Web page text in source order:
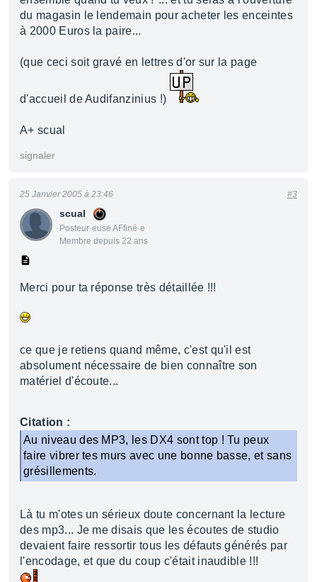
du magasin le lendemain pour acheter les enceintes
à 2000 Euros la paire...
(que ceci soit gravé en lettres d'or sur la page
d'accueil de Audifanzinius !)
A+ scual
signaler
scual
Posteur·euse AFfiné·e
Membre depuis 22 ans
25 Janvier 2005 à 23:46 #3
Merci pour ta réponse très détaillée !!!
ce que je retiens quand même, c'est qu'il est
absolument nécessaire de bien connaître son
matériel d'écoute...
Citation :
Au niveau des MP3, les DX4 sont top ! Tu peux
faire vibrer tes murs avec une bonne basse, et sans
grésillements.
Là tu m'otes un sérieux doute concernant la lecture
des mp3... Je me disais que les écoutes de studio
devaient faire ressortir tous les défauts générés par
l'encodage, et que du coup c'était inaudible !!!